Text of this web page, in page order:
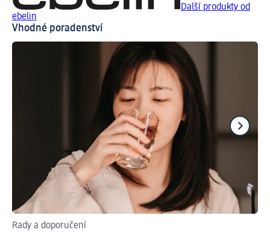
Další produkty od
ebelin
Vhodné poradenství
Rady a doporučení